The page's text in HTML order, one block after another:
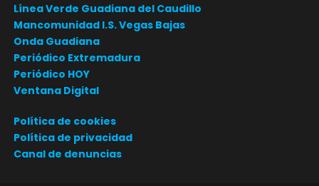
Línea Verde Guadiana del Caudillo
Mancomunidad I.S. Vegas Bajas
Onda Guadiana
Periódico Extremadura
Periódico HOY
Ventana Digital
Política de cookies
Política de privacidad
Canal de denuncias